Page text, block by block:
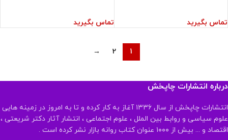
تماس بگیرید تماس بگیرید
1
2
→
درباره انتشارات چاپخش
انتشارات چاپخش از سال ۱۳۳۶ آغاز به کار کرده و تا به امروز در زمینه هایی
علوم سیاسی و روابط بین الملل ، علوم اجتماعی ، انتشار آثار دکتر شریعتی ،
اقتصاد و ... بیش از ۱۰۰۰ عنوان کتاب روانه بازار نشر کرده است .